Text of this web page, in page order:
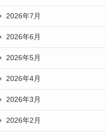
2026年7月
2026年6月
2026年5月
2026年4月
2026年3月
2026年2月